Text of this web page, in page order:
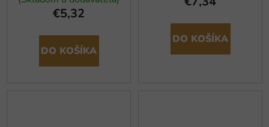
€5,32
DO KOŠÍKA
DO KOŠÍKA